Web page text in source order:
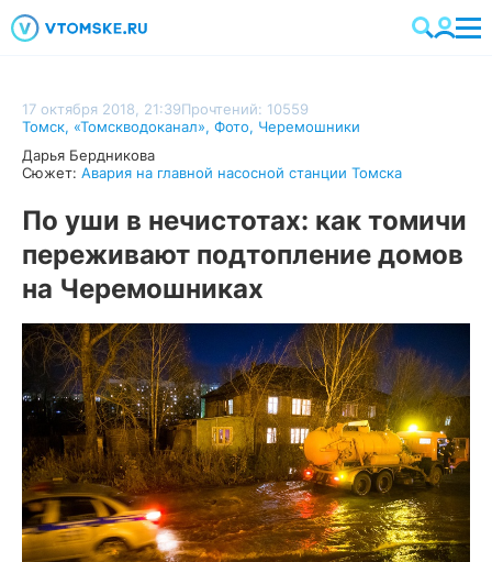
17 октября 2018, 21:39Прочтений: 10559
Томск, «Томскводоканал», Фото, Черемошники
Дарья Бердникова
Сюжет: Авария на главной насосной станции Томска
По уши в нечистотах: как томичи
переживают подтопление домов
на Черемошниках